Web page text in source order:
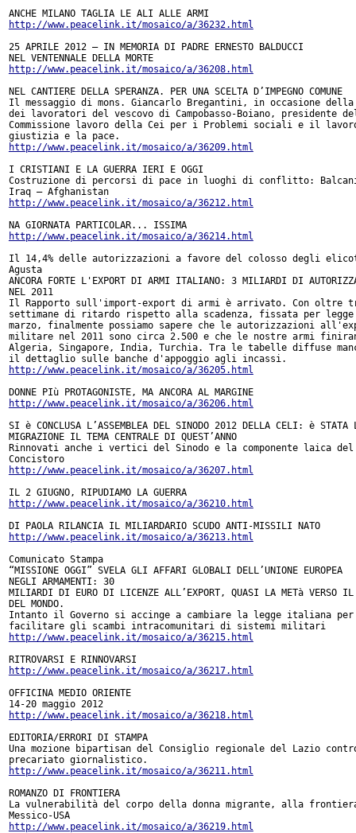
http://www.peacelink.it/mosaico/a/36232.html
25 APRILE 2012 – IN MEMORIA DI PADRE ERNESTO BALDUCCI
NEL VENTENNALE DELLA MORTE
http://www.peacelink.it/mosaico/a/36208.html
NEL CANTIERE DELLA SPERANZA. PER UNA SCELTA D’IMPEGNO COMUNE
Il messaggio di mons. Giancarlo Bregantini, in occasione
dei lavoratori del vescovo di Campobasso-Boiano, presidente
Commissione lavoro della Cei per i Problemi sociali e il
http://www.peacelink.it/mosaico/a/36209.html
I CRISTIANI E LA GUERRA IERI E OGGI
Costruzione di percorsi di pace in luoghi di conflitto:
Iraq – Afghanistan
http://www.peacelink.it/mosaico/a/36212.html
NA GIORNATA PARTICOLAR... ISSIMA
http://www.peacelink.it/mosaico/a/36214.html
Il 14,4% delle autorizzazioni a favore del colosso degli
Agusta
ANCORA FORTE L'EXPORT DI ARMI ITALIANO: 3 MILIARDI DI
NEL 2011
Il Rapporto sull'import-export di armi è arrivato. Con oltre
settimane di ritardo rispetto alla scadenza, fissata per
marzo, finalmente possiamo sapere che le autorizzazioni
militare nel 2011 sono circa 2.500 e che le nostre armi
Algeria, Singapore, India, Turchia. Tra le tabelle diffuse
http://www.peacelink.it/mosaico/a/36205.html
DONNE PIù PROTAGONISTE, MA ANCORA AL MARGINE
http://www.peacelink.it/mosaico/a/36206.html
SI è CONCLUSA L’ASSEMBLEA DEL SINODO 2012 DELLA CELI: è STATA
MIGRAZIONE IL TEMA CENTRALE DI QUEST’ANNO
Rinnovati anche i vertici del Sinodo e la componente laica del
Concistoro
http://www.peacelink.it/mosaico/a/36207.html
IL 2 GIUGNO, RIPUDIAMO LA GUERRA
http://www.peacelink.it/mosaico/a/36210.html
DI PAOLA RILANCIA IL MILIARDARIO SCUDO ANTI-MISSILI NATO
http://www.peacelink.it/mosaico/a/36213.html
Comunicato Stampa
“MISSIONE OGGI” SVELA GLI AFFARI GLOBALI DELL’UNIONE EUROPEA
NEGLI ARMAMENTI: 30
MILIARDI DI EURO DI LICENZE ALL’EXPORT, QUASI LA METà VERSO IL
DEL MONDO.
Intanto il Governo si accinge a cambiare la legge italiana per
http://www.peacelink.it/mosaico/a/36215.html
http://www.peacelink.it/mosaico/a/36217.html
OFFICINA MEDIO ORIENTE
14-20 maggio 2012
http://www.peacelink.it/mosaico/a/36218.html
EDITORIA/ERRORI DI STAMPA
Una mozione bipartisan del Consiglio regionale del Lazio
http://www.peacelink.it/mosaico/a/36211.html
ROMANZO DI FRONTIERA
La vulnerabilità del corpo della donna migrante, alla
Messico-USA
http://www.peacelink.it/mosaico/a/36219.html